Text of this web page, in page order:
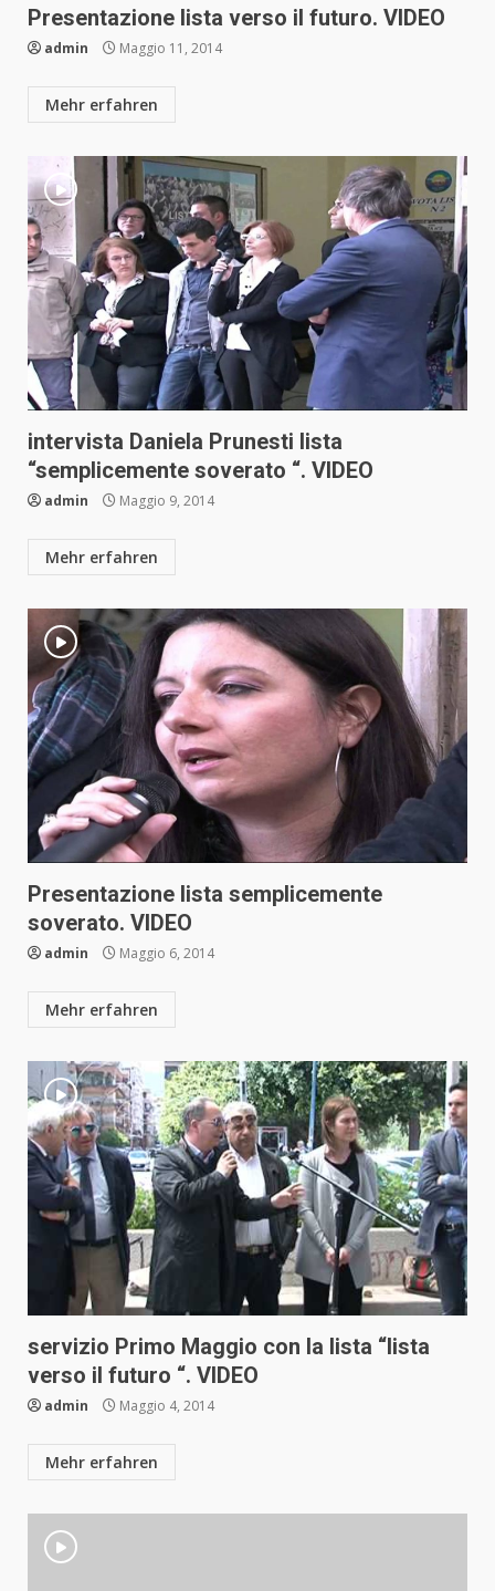
Presentazione lista verso il futuro. VIDEO
admin Maggio 11, 2014
Mehr erfahren
intervista Daniela Prunesti lista
“semplicemente soverato “. VIDEO
admin Maggio 9, 2014
Mehr erfahren
Presentazione lista semplicemente
soverato. VIDEO
admin Maggio 6, 2014
Mehr erfahren
servizio Primo Maggio con la lista “lista
verso il futuro “. VIDEO
admin Maggio 4, 2014
Mehr erfahren